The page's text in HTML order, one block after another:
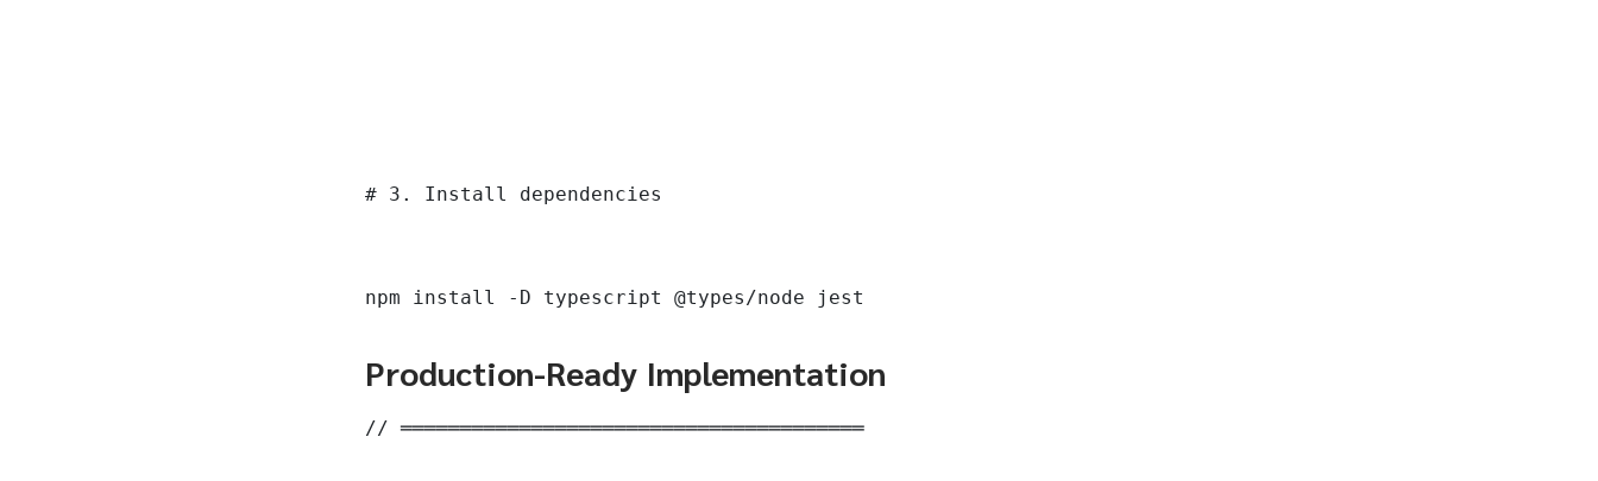
# 3. Install dependencies
npm install -D typescript @types/node jest
Production-Ready Implementation
// ═══════════════════════════════════════